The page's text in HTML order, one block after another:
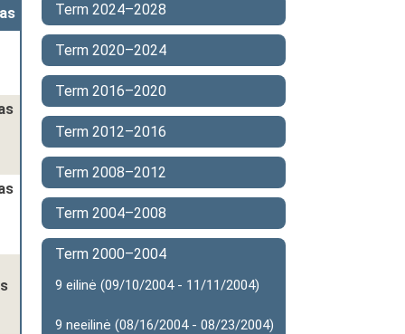
Term 2024–2028
Term 2020–2024
Term 2016–2020
Term 2012–2016
Term 2008–2012
Term 2004–2008
Term 2000–2004
9 eilinė (09/10/2004 - 11/11/2004)
9 neeilinė (08/16/2004 - 08/23/2004)